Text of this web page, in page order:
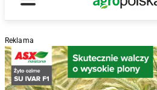
Menu
Reklama